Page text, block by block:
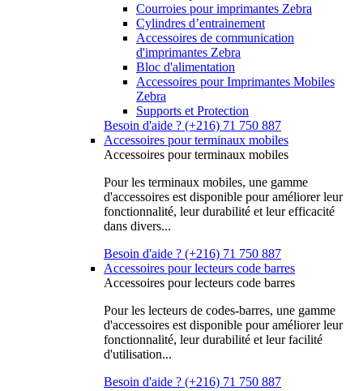
Courroies pour imprimantes Zebra
Cylindres d’entrainement
Accessoires de communication
d'imprimantes Zebra
Bloc d'alimentation
Accessoires pour Imprimantes Mobiles
Zebra
Supports et Protection
Besoin d'aide ? (+216) 71 750 887
Accessoires pour terminaux mobiles
Accessoires pour terminaux mobiles
Pour les terminaux mobiles, une gamme
d'accessoires est disponible pour améliorer leur
fonctionnalité, leur durabilité et leur efficacité
dans divers...
Besoin d'aide ? (+216) 71 750 887
Accessoires pour lecteurs code barres
Accessoires pour lecteurs code barres
Pour les lecteurs de codes-barres, une gamme
d'accessoires est disponible pour améliorer leur
fonctionnalité, leur durabilité et leur facilité
d'utilisation...
Besoin d'aide ? (+216) 71 750 887